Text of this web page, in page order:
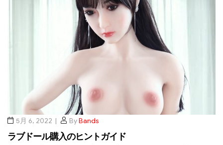
5月 6, 2022 ByBands
ラブドール購入のヒントガイド